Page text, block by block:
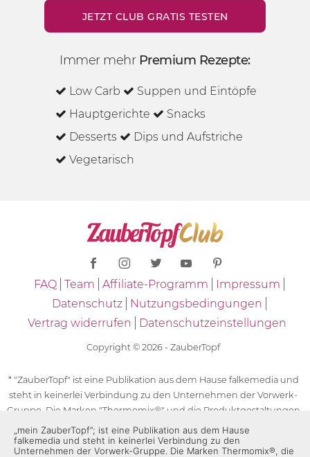
JETZT CLUB GRATIS TESTEN
Immer mehr Premium Rezepte:
Low Carb
Suppen und Eintöpfe
Hauptgerichte
Snacks
Desserts
Dips und Aufstriche
Vegetarisch
FAQ Team Affiliate-Programm
Impressum
Datenschutz
Nutzungsbedingungen
Vertrag widerrufen
Datenschutzeinstellungen
Copyright © 2026 - ZauberTopf
* "ZauberTopf" ist eine Publikation aus dem Hause falkemedia und
steht in keinerlei Verbindung zu den Unternehmen der Vorwerk-
Gruppe. Die Marken "Thermomix®" und die Produktgestaltungen
des "Thermomix®" sind eingetragene Marken der Unternehmen
der Vorwerk-Gruppe. Die Marken Thermomix®, die Zeichen TM5®,
„mein ZauberTopf”; ist eine Publikation aus dem Hause
falkemedia und steht in keinerlei Verbindung zu den
Unternehmen der Vorwerk-Gruppe. Die Marken Thermomix®, die